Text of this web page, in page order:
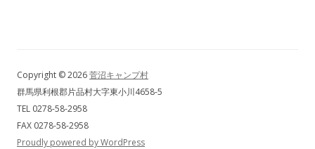
Copyright © 2026菅沼キャンプ村
群馬県利根郡片品村大字東小川4658-5
TEL 0278-58-2958
FAX 0278-58-2958
Proudly powered by WordPress